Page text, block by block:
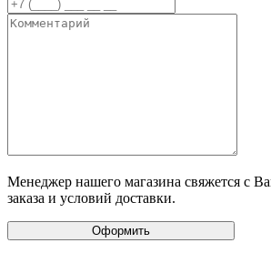
Менеджер нашего магазина свяжется с
заказа и условий доставки.